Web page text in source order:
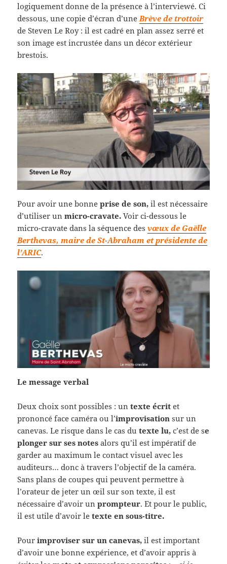
logiquement donne de la présence à l’interviewé. Ci
dessous, une copie d’écran d’une Brève de trottoir
de Steven Le Roy : il est cadré en plan assez serré et
son image est incrustée dans un décor extérieur
brestois.
Pour avoir une bonneprise de son, il est nécessaire
d’utiliser unmicro-cravate. Voir ci-dessous le
micro-cravate dans la séquence desvœux de Gaëlle
Berthevas, maire de St-Abraham et présidente de
l’ARIC.
Le message verbal
Deux choix sont possibles : untexte écrit et
prononcé face caméra ou l’improvisation sur un
canevas. Le risque dans le cas dutexte lu, c’est de se
plonger sur ses notes alors qu’il est impératif de
garder au maximum le contact visuel avec les
auditeurs… donc à travers l’objectif de la caméra.
Sans plans de coupes qui peuvent permettre à
l’orateur de jeter un œil sur son texte, il est
nécessaire d’avoir unprompteur. Et pour le public,
il est utile d’avoir le texte en sous-titre.
Pourimproviser sur un canevas, il est important
d’avoir une bonne expérience, et d’avoir appris à